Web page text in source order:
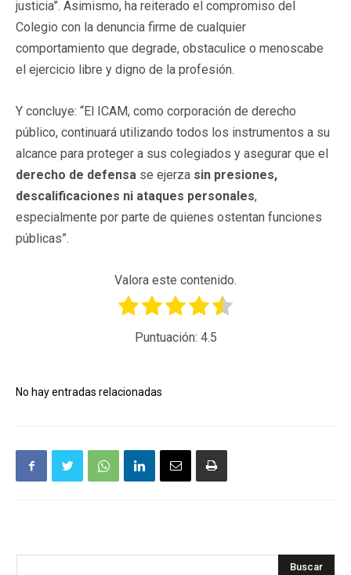
justicia”. Asimismo, ha reiterado el compromiso del
Colegio con la denuncia firme de cualquier
comportamiento que degrade, obstaculice o menoscabe
el ejercicio libre y digno de la profesión.
Y concluye: “El ICAM, como corporación de derecho
público, continuará utilizando todos los instrumentos a su
alcance para proteger a sus colegiados y asegurar que el
derecho de defensa se ejerza sin presiones,
descalificaciones ni ataques personales,
especialmente por parte de quienes ostentan funciones
públicas”.
Valora este contenido.
Puntuación: 4.5
No hay entradas relacionadas
Buscar